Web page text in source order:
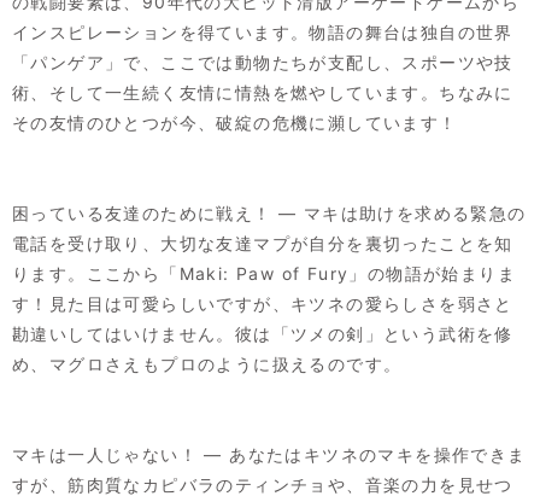
インスピレーションを得ています。物語の舞台は独自の世界
「パンゲア」で、ここでは動物たちが支配し、スポーツや技
術、そして一生続く友情に情熱を燃やしています。ちなみに
その友情のひとつが今、破綻の危機に瀕しています！
困っている友達のために戦え！ — マキは助けを求める緊急の
電話を受け取り、大切な友達マプが自分を裏切ったことを知
ります。ここから「Maki: Paw of Fury」の物語が始まりま
す！見た目は可愛らしいですが、キツネの愛らしさを弱さと
勘違いしてはいけません。彼は「ツメの剣」という武術を修
め、マグロさえもプロのように扱えるのです。
マキは一人じゃない！ — あなたはキツネのマキを操作できま
すが、筋肉質なカピバラのティンチョや、音楽の力を見せつ